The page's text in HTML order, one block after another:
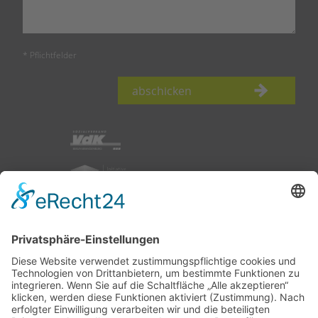
* Pflichtfelder
abschicken